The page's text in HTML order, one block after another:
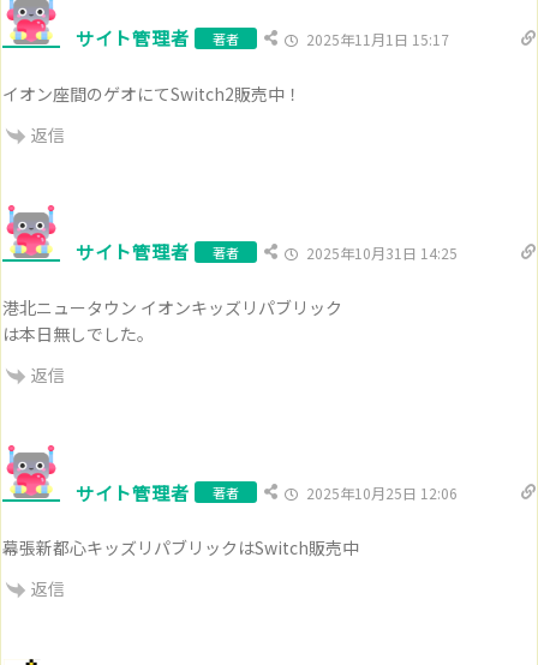
サイト管理者 著者 2025年11月1日 15:17
イオン座間のゲオにてSwitch2販売中！
返信
サイト管理者 著者 2025年10月31日 14:25
港北ニュータウン イオンキッズリパブリック
は本日無しでした。
返信
サイト管理者 著者 2025年10月25日 12:06
幕張新都心キッズリパブリックはSwitch販売中
返信